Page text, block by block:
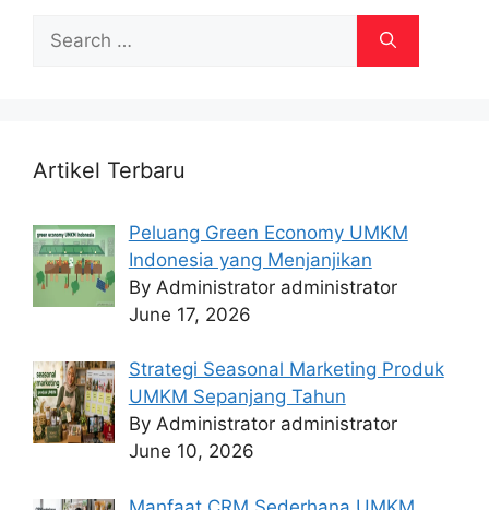
for:
Artikel Terbaru
Peluang Green Economy UMKM
Indonesia yang Menjanjikan
By Administrator administrator
June 17, 2026
Strategi Seasonal Marketing Produk
UMKM Sepanjang Tahun
By Administrator administrator
June 10, 2026